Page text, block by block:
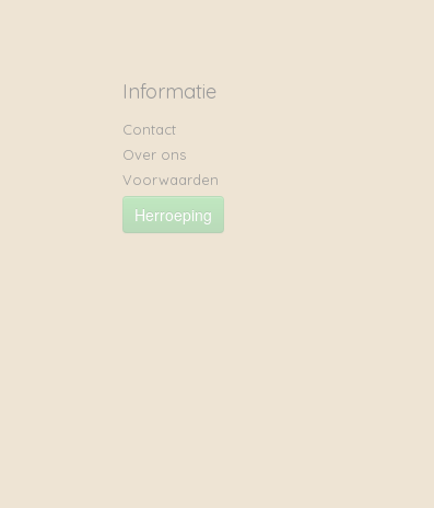
Informatie
Contact
Over ons
Voorwaarden
Herroeping